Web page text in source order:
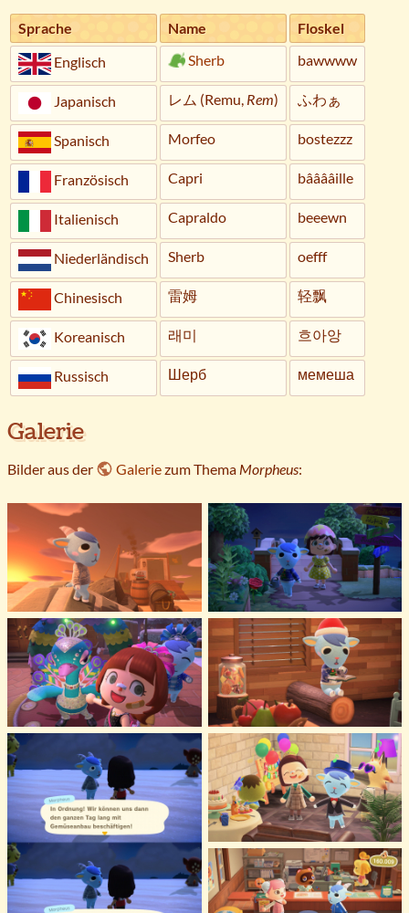
Sprache Name
Floskel
Englisch
Sherb bawwww
Japanisch レム (Remu, Rem) ふわぁ
Spanisch Morfeo bostezzz
Französisch Capri bââââille
Italienisch Capraldo beeewn
Niederländisch Sherb oefff
Chinesisch 雷姆 轻飘
Koreanisch 래미 흐아앙
Russisch Шерб мемеша
Galerie
Bilder aus der Galeriezum Thema Morpheus: